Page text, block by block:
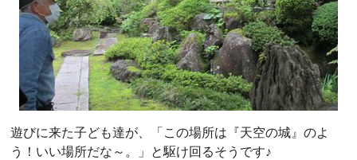
遊びに来た子ども達が、「この場所は『天空の城』のよ
う！いい場所だな～。」と駆け回るそうです♪